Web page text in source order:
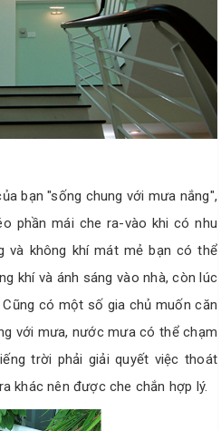
bạn "sống chung với mưa nắng",
phần mái che ra-vào khi có nhu
và không khí mát mẻ bạn có thể
khí và ánh sáng vào nhà, còn lúc
có một số gia chủ muốn căn
với mưa, nước mưa có thể chạm
trời phải giải quyết việc thoát
khác nên được che chắn hợp lý.